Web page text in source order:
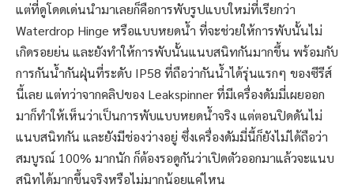
แต่ที่ดูโดดเด่นนำมาเลยก็คือการพับรูปแบบใหม่ที่เรียกว่า
Waterdrop Hinge หรือแบบหยดน้ำ ที่จะช่วยให้การพับนั้นไม่
เกิดรอยย่น และยังทำให้การพับนั้นแนบสนิทกันมากขึ้น พร้อมกับ
การกันน้ำกันฝุ่นที่ระดับ IP58 ที่ถือว่ากันน้ำได้รุ่นแรกๆ ของซีรีส์
นี้เลย แต่ทว่าจากคลิปของ Leakspinner ที่มีเครื่องดัมมี่เผยออก
มาก็ทำให้เห็นว่าเป็นการพับแบบหยดน้ำจริง แต่ตอนปิดดันไม่
แนบสนิทกัน และยังมีช่องว่างอยู่ ซึ่งเครื่องดัมมี่นี้ก็ยังไม่ได้ถือว่า
สมบูรณ์ 100% มากนัก ก็ต้องรอดูกันว่าเปิดตัวออกมาแล้วจะแนบ
สนิทได้มากขึ้นจริงหรือไม่มากน้อยแค่ไหน